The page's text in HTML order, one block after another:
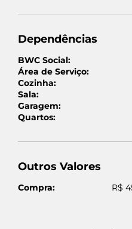
Dependências
BWC Social:
Área de Serviço:
Cozinha:
Sala:
Garagem:
Quartos:
Outros Valores
Compra: R$